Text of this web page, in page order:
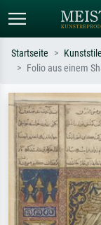
Suchen Sie nach
oder Stilen – z.B.
Sternennacht,
Hokusai,
Startseite Kunststile
Folio aus einem